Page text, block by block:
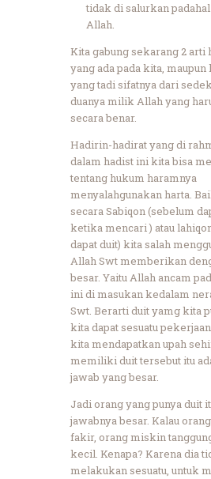
tidak di salurkan
Allah.
Kita gabung sekarang 2 arti
yang ada pada kita,
yang tadi sifatnya dari
duanya milik Allah yang
secara benar.
Hadirin-hadirat yang di
dalam hadist ini kita bisa
tentang hukum haramnya
menyalahgunakan harta.
secara Sabiqon (sebelum
ketika mencari ) atau
dapat duit) kita salah
Allah Swt memberikan
besar. Yaitu Allah ancam
ini di masukan kedalam
Swt. Berarti duit yamg kita
kita dapat sesuatu
kita mendapatkan upah
memiliki duit tersebut itu
jawab yang besar.
Jadi orang yang punya duit
jawabnya besar. Kalau
fakir, orang miskin
kecil. Kenapa? Karena dia
melakukan sesuatu, untuk